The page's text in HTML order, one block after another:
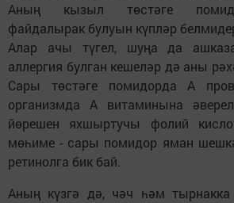
Аның кызыл төстәге
файдалырак булуын күпләр
Алар ачы түгел, шуңа да
аллергия булган кешеләр дә аны
Сары төстәге помидорда А
организмда А витаминына
йөрешен яхшыртучы фолий
мөһиме - сары помидор яман
ретинолга бик бай.
Аның күзгә дә, чәч һәм